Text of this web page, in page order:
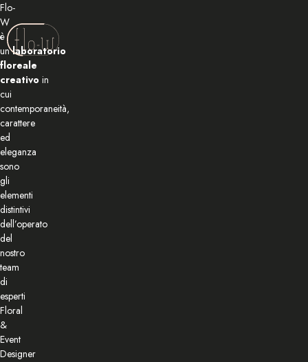
Flo-
W
è
unlaboratorio
floreale
creativo in
cui
contemporaneità,
carattere
ed
eleganza
sono
gli
elementi
distintivi
dell’operato
del
nostro
team
di
esperti
Floral
&
Event
Designer